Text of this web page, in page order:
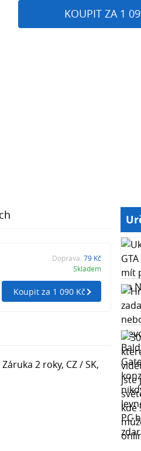
KOUPIT ZA 1
Doprava: 79 Kč
Skladem
Koupit za 1 090 Kč
2 roky, CZ / SK,